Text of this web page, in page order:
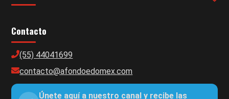
Contacto
(55) 44041699
contacto@afondoedomex.com
Únete aquí a nuestro canal y recibe las